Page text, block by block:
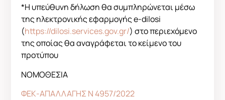
*Η υπεύθυνη δήλωση θα συμπληρώνεται μέσω
της ηλεκτρονικής εφαρμογής e-dilosi
(https://dilosi.services.gov.gr/) στο περιεχόμενο
της οποίας θα αναγράφεται το κείμενο του
προτύπου
ΝΟΜΟΘΕΣΙΑ
ΦΕΚ-ΑΠΑΛΛΑΓΗΣ Ν 4957/2022